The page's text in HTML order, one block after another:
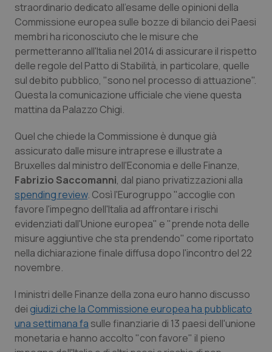
Basilicata
Calabria
Campania
Emilia-Romagna
Friuli Venezia Giulia
Lazio
Liguria
Lombardia
Marche
Molise
Piemonte
Artrite & artrosi
Asma & BPCO
Car-T
Colesterolo & coronaropatie
Dermatite Atopica
Diabete & glucometri
Disturbi dell’umore
Dolore
Donna & Salute
Epatiti
HIV
QS Club Newsletter
straordinario dedicato all'esame delle opinioni della
Commissione europea sulle bozze di bilancio dei Paesi
membri ha riconosciuto che le misure che
permetteranno all'Italia nel 2014 di assicurare il rispetto
delle regole del Patto di Stabilità, in particolare, quelle
sul debito pubblico, "sono nel processo di attuazione".
Questa la comunicazione ufficiale che viene questa
mattina da Palazzo Chigi.
Quel che chiede la Commissione è dunque già
assicurato dalle misure intraprese e illustrate a
Bruxelles dal ministro dell'Economia e delle Finanze,
Fabrizio Saccomanni, dal piano privatizzazioni alla
spending review. Così l'Eurogruppo "accoglie con
favore l'impegno dell'Italia ad affrontare i rischi
evidenziati dall'Unione europea" e "prende nota delle
misure aggiuntive che sta prendendo" come riportato
nella dichiarazione finale diffusa dopo l'incontro del 22
novembre.
I ministri delle Finanze della zona euro hanno discusso
dei giudizi che la Commissione europea ha pubblicato
una settimana fa sulle finanziarie di 13 paesi dell'unione
monetaria e hanno accolto "con favore" il pieno